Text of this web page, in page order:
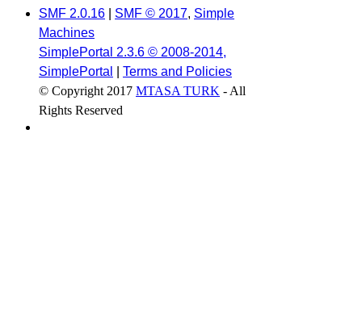
SMF 2.0.16 SMF © 2017, Simple
Machines
SimplePortal 2.3.6 © 2008-2014,
SimplePortal
Terms and Policies
© Copyright 2017 MTASA TURK - All
Rights Reserved